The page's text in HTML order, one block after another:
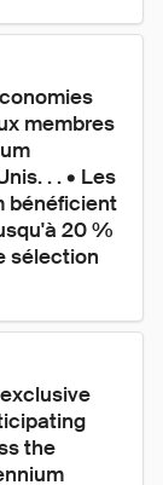
membres
. . • Les
bénéficient
20 %
sélection
the